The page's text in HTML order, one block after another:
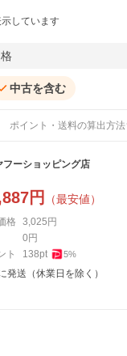
しています
中古を含む
ポイント・送料の算出方法
フーショッピング店
円 （最安値）
格 3,025 円
0 円
ト
138pt 5%
発送（休業日を除く）